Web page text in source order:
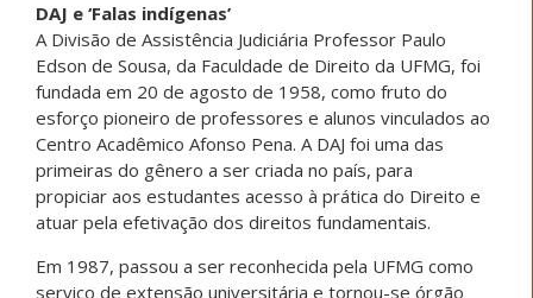
DAJ e ‘Falas indígenas’
A Divisão de Assistência Judiciária Professor Paulo
Edson de Sousa, da Faculdade de Direito da UFMG, foi
fundada em 20 de agosto de 1958, como fruto do
esforço pioneiro de professores e alunos vinculados ao
Centro Acadêmico Afonso Pena. A DAJ foi uma das
primeiras do gênero a ser criada no país, para
propiciar aos estudantes acesso à prática do Direito e
atuar pela efetivação dos direitos fundamentais.
Em 1987, passou a ser reconhecida pela UFMG como
serviço de extensão universitária e tornou-se órgão